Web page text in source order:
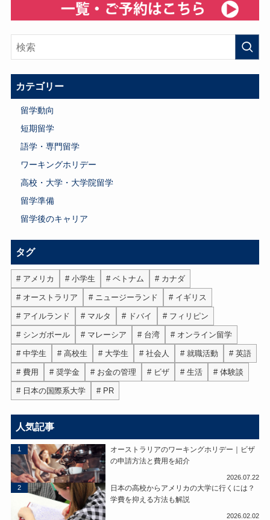
カテゴリー
留学動向
短期留学
語学・専門留学
ワーキングホリデー
高校・大学・大学院留学
留学準備
留学後のキャリア
タグ
アメリカ 小学生 ベトナム カナダ
オーストラリア ニュージーランド イギリス
アイルランド マルタ ドバイ フィリピン
シンガポール マレーシア 台湾 オンライン留学
中学生 高校生 大学生 社会人 就職活動 英語
費用 奨学金 お金の管理 ビザ 生活 体験談
日本の国際系大学 PR
人気記事
オーストラリアのワーキングホリデー｜ビザ
の申請方法と費用を紹介
2026.07.22
1
日本の高校からアメリカの大学に行くには？
学費を抑える方法も解説
2026.02.02
2